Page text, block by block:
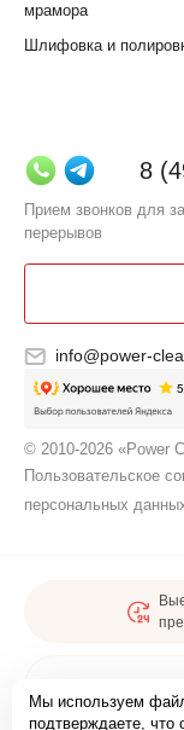
8
Прием звонков для
перерывов
info@power-
© 2010-2026 «Power
Пользовательское
персональных
мрамора
Шлифовка и
Мы используем
подтверждаете, что